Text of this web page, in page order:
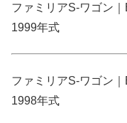
ファミリアS-ワゴン
1999年式
ファミリアS-ワゴン
1998年式